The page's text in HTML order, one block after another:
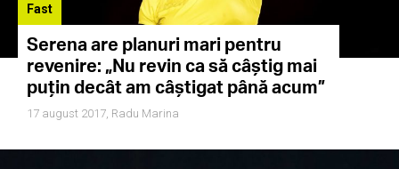
Fast
Serena are planuri mari pentru
revenire: „Nu revin ca să câştig mai
puțin decât am câștigat până acum”
17 august 2017, Radu Marina